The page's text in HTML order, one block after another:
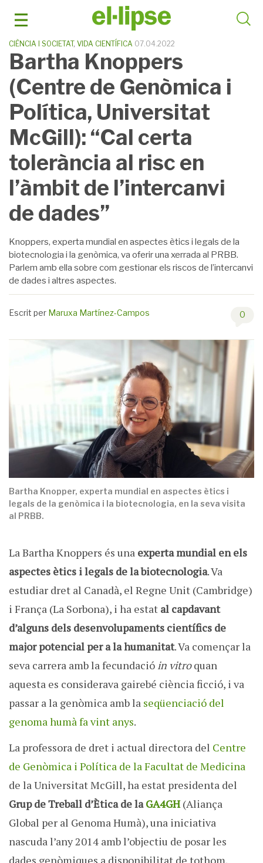
CIÈNCIA I SOCIETAT, VIDA CIENTÍFICA 07.04.2022
Bartha Knoppers
(Centre de Genòmica i
Política, Universitat
McGill): “Cal certa
tolerància al risc en
l’àmbit de l’intercanvi
de dades”
Knoppers, experta mundial en aspectes ètics i legals de la
biotecnologia i la genòmica, va oferir una xerrada al PRBB.
Parlem amb ella sobre com gestionar els riscos de l’intercanvi
de dades i altres aspectes.
Escrit per Maruxa Martínez-Campos 0
Bartha Knopper, experta mundial en aspectes ètics i
legals de la genòmica i la biotecnologia, en la seva visita
al PRBB.
La Bartha Knoppers és una experta mundial en els
aspectes ètics i legals de la biotecnologia. Va
estudiar dret al Canadà, el Regne Unit (Cambridge)
i França (La Sorbona), i ha estat al capdavant
d’alguns dels desenvolupaments científics de
major potencial per a la humanitat. Va començar la
seva carrera amb la fecundació in vitroquan
aquesta es considerava gairebé ciència ficció, i va
passar a la genòmica amb la seqüenciació del
genoma humà fa vint anys.
La professora de dret i actual directora del Centre
de Genòmica i Política de la Facultat de Medicina
de la Universitat McGill, ha estat presidenta del
Grup de Treball d’Ètica de laGA4GH(Aliança
Global per al Genoma Humà), una iniciativa
nascuda l’any 2014 amb l’objectiu de posar les
dades genòmiques a disponibilitat de tothom.